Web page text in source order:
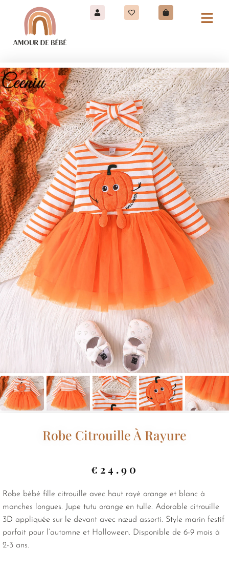
Robe Citrouille À Rayure
€ 24.90
Robe bébé fille citrouille avec haut rayé orange et blanc à
manches longues. Jupe tutu orange en tulle. Adorable citrouille
3D appliquée sur le devant avec nœud assorti. Style marin festif
parfait pour l’automne et Halloween. Disponible de 6-9 mois à
2-3 ans.